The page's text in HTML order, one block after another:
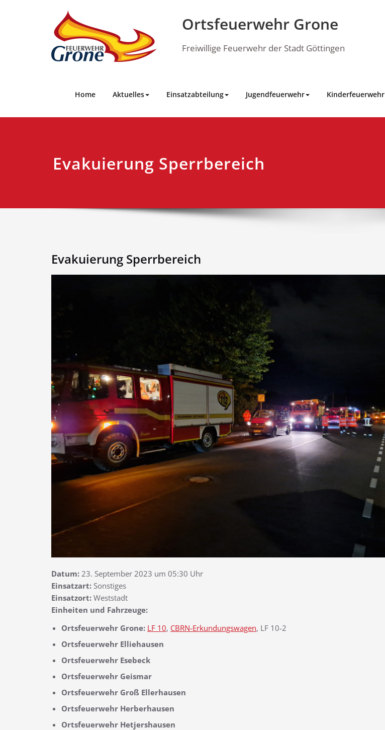
Ortsfeuerwehr Grone
Freiwillige Feuerwehr der Stadt Göttingen
Home Aktuelles Einsatzabteilung Jugendfeuerwehr Kinderfeuerwehr
Evakuierung Sperrbereich
Evakuierung Sperrbereich
Datum: 23. September 2023 um 05:30 Uhr
Einsatzart: Sonstiges
Einsatzort: Weststadt
Einheiten und Fahrzeuge:
Ortsfeuerwehr Grone: LF 10, CBRN-Erkundungswagen, LF 10-2
Ortsfeuerwehr Elliehausen
Ortsfeuerwehr Esebeck
Ortsfeuerwehr Geismar
Ortsfeuerwehr Groß Ellerhausen
Ortsfeuerwehr Herberhausen
Ortsfeuerwehr Hetjershausen